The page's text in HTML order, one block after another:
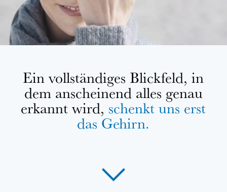
Ein vollständiges Blickfeld, in
dem anscheinend alles genau
erkannt wird, schenkt uns erst
das Gehirn.